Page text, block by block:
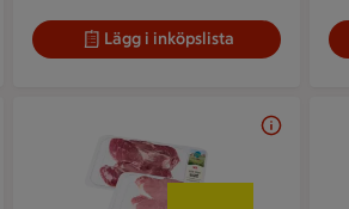
Lägg i inköpslista